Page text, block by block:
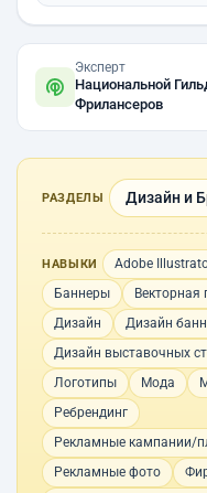
Эксперт
Национальной
Фрилансеров
РАЗДЕЛЫ Дизайн и
НАВЫКИ Adobe
Баннеры
Векторная
Дизайн
Дизайн
Дизайн выставочных
Логотипы
Мода
Ребрендинг
Рекламные кампании/
Рекламные фото